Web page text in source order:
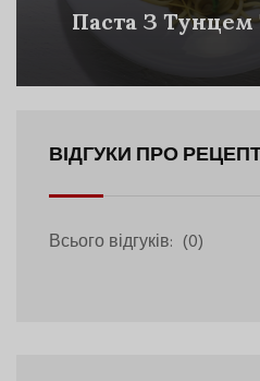
Паста З Тунцем
ВІДГУКИ ПРО
Всього відгуків: (0)